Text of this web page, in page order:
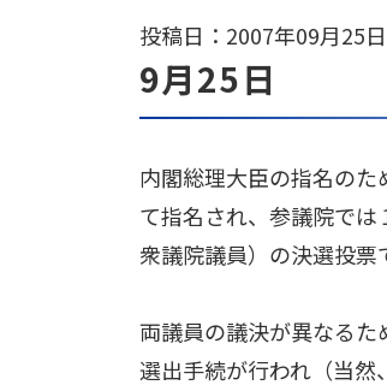
投稿日：2007年09月25日
9月25日
内閣総理大臣の指名の
て指名され、参議院で
衆議院議員）の決選投票
両議員の議決が異なる
選出手続が行われ（当